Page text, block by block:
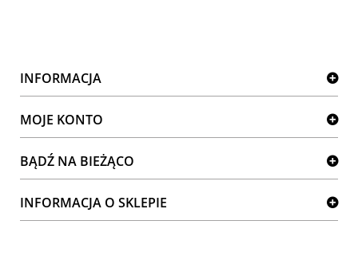
INFORMACJA
MOJE KONTO
BĄDŹ NA BIEŻĄCO
INFORMACJA O SKLEPIE